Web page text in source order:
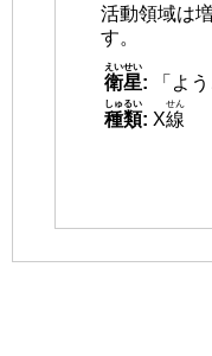
活動領域は
す。
衛星
えいせい
:
「よ
種類
しゅるい
: X線
せん